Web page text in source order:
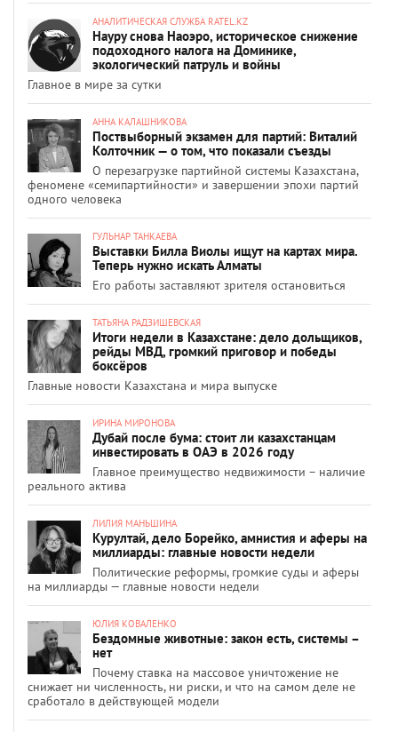
АНАЛИТИЧЕСКАЯ СЛУЖБА RATEL.KZ
Науру снова Наоэро, историческое снижение
подоходного налога на Доминике,
экологический патруль и войны
Главное в мире за сутки
АННА КАЛАШНИКОВА
Поствыборный экзамен для партий: Виталий
Колточник — о том, что показали съезды
О перезагрузке партийной системы Казахстана,
феномене «семипартийности» и завершении эпохи партий
одного человека
ГУЛЬНАР ТАНКАЕВА
Выставки Билла Виолы ищут на картах мира.
Теперь нужно искать Алматы
Его работы заставляют зрителя остановиться
ТАТЬЯНА РАДЗИШЕВСКАЯ
Итоги недели в Казахстане: дело дольщиков,
рейды МВД, громкий приговор и победы
боксёров
Главные новости Казахстана и мира выпуске
ИРИНА МИРОНОВА
Дубай после бума: стоит ли казахстанцам
инвестировать в ОАЭ в 2026 году
Главное преимущество недвижимости – наличие
реального актива
ЛИЛИЯ МАНЬШИНА
Курултай, дело Борейко, амнистия и аферы на
миллиарды: главные новости недели
Политические реформы, громкие суды и аферы
на миллиарды — главные новости недели
ЮЛИЯ КОВАЛЕНКО
Бездомные животные: закон есть, системы –
нет
Почему ставка на массовое уничтожение не
снижает ни численность, ни риски, и что на самом деле не
сработало в действующей модели